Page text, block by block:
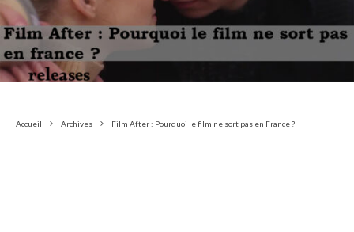
Accueil Archives Film After : Pourquoi le film ne sort pas en France ?